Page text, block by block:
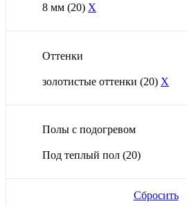
8 мм (20) X
Оттенки
золотистые оттенки (20) X
Полы с подогревом
Под теплый пол (20)
Сбросить